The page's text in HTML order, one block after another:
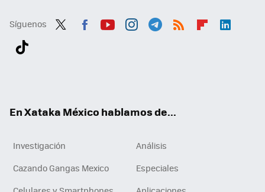
Síguenos
En Xataka México hablamos de...
Investigación
Análisis
Cazando Gangas Mexico
Especiales